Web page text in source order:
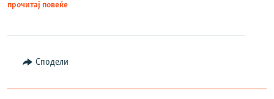
прочитај повеќе
Сподели